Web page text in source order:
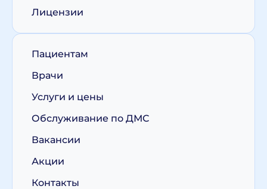
Лицензии
Пациентам
Врачи
Услуги и цены
Обслуживание по ДМС
Вакансии
Акции
Контакты